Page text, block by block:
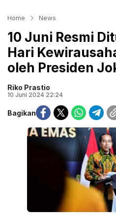
Home News
10 Juni Resmi
Hari
oleh Presiden
Riko Prastio
10 Juni 2024 22:24
Bagikan